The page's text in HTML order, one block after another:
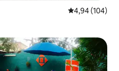
4,94 ud af 5 i
4,94 (104)